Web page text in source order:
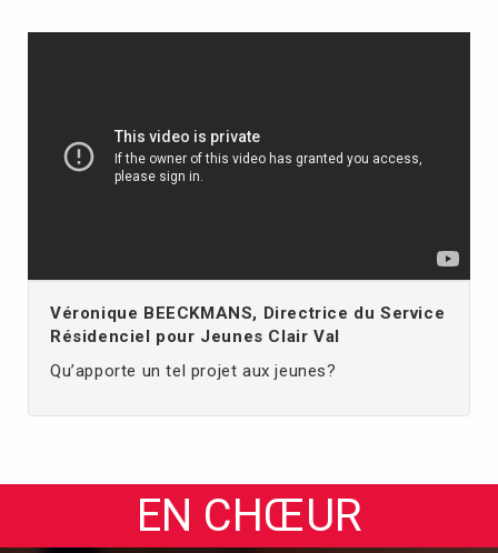
Véronique BEECKMANS, Directrice du Service
Résidenciel pour Jeunes Clair Val
Qu’apporte un tel projet aux jeunes?
EN CHŒUR